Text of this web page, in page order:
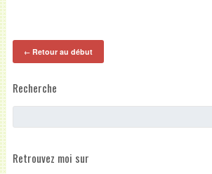
←Retour au début
Recherche
Retrouvez moi sur